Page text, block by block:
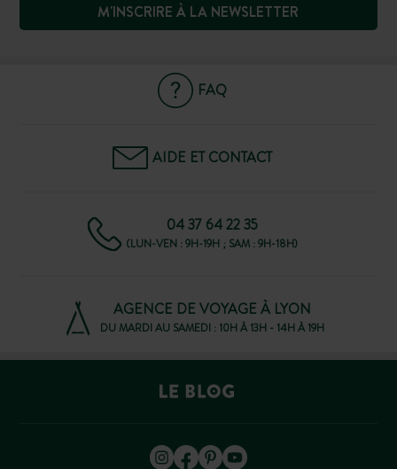
M'INSCRIRE À LA NEWSLETTER
FAQ
AIDE ET CONTACT
04 37 64 22 35
(LUN-VEN : 9H-19H ; SAM : 9H-18H)
AGENCE DE VOYAGE À LYON
DU MARDI AU SAMEDI : 10H À 13H - 14H À 19H